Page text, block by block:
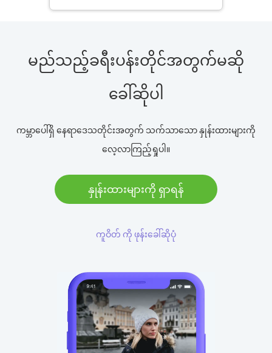
မည်သည့်ခရီးပန်းတိုင်အတွက်မဆို
ခေါ်ဆိုပါ
ကမ္ဘာပေါ်ရှိ နေရာဒေသတိုင်းအတွက် သက်သာသော နှုန်းထားများကို
လေ့လာကြည့်ရှုပါ။
နှုန်းထားများကို ရှာရန်
ကူဝိတ် ကို ဖုန်းခေါ်ဆိုပုံ